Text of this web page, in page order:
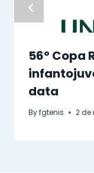
56º Copa
data
Byfgtenis 2 de